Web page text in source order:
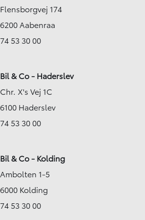
2025
Diesel
Nykøbing F
KONTANT (EKSKL. MOMS)
Flensborgvej 174
6200 Aabenraa
74 53 30 00
Bil & Co - Haderslev
Chr. X's Vej 1C
6100 Haderslev
74 53 30 00
Bil & Co - Kolding
Ambolten 1-5
6000 Kolding
74 53 30 00